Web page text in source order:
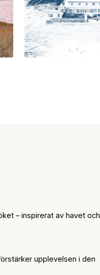
– inspirerat av havet och
upplevelsen i den